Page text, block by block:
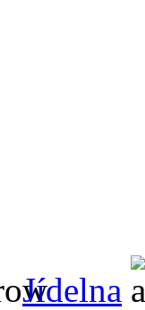
Jídelna